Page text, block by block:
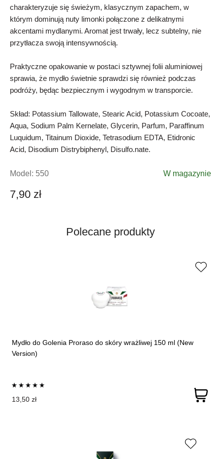
W magazynie
Model: 550
7,90 zł
charakteryzuje się świeżym, klasycznym zapachem, w
którym dominują nuty limonki połączone z delikatnymi
akcentami mydlanymi. Aromat jest trwały, lecz subtelny, nie
przytłacza swoją intensywnością.
Praktyczne opakowanie w postaci sztywnej folii aluminiowej
sprawia, że mydło świetnie sprawdzi się również podczas
podróży, będąc bezpiecznym i wygodnym w transporcie.
Skład: Potassium Tallowate, Stearic Acid, Potassium Cocoate,
Aqua, Sodium Palm Kernelate, Glycerin, Parfum, Paraffinum
Luquidum, Titainum Dioxide, Tetrasodium EDTA, Etidronic
Acid, Disodium Distrybiphenyl, Disulfo.nate.
Polecane produkty
Mydło do Golenia Proraso do skóry wrażliwej 150 ml (New
Version)
13,50 zł